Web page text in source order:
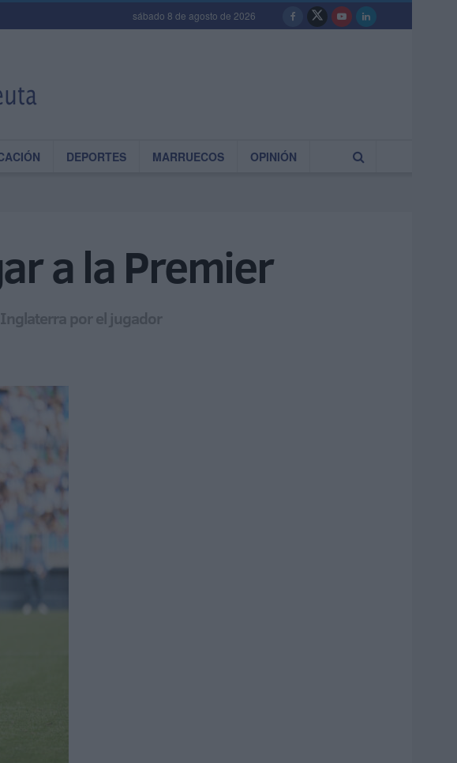
sábado 8 de agosto de 2026
DEPORTES MARRUECOS OPINIÓN
a la Premier
por el jugador